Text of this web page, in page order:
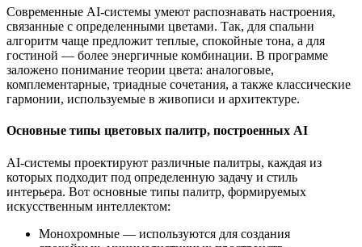
Современные AI-системы умеют распознавать настроения,
связанные с определенными цветами. Так, для спальни
алгоритм чаще предложит теплые, спокойные тона, а для
гостиной — более энергичные комбинации. В программе
заложено понимание теории цвета: аналоговые,
комплементарные, триадные сочетания, а также классические
гармонии, используемые в живописи и архитектуре.
Основные типы цветовых палитр, построенных AI
AI-системы проектируют различные палитры, каждая из
которых подходит под определенную задачу и стиль
интерьера. Вот основные типы палитр, формируемых
искусственным интеллектом:
Монохромные — используются для создания